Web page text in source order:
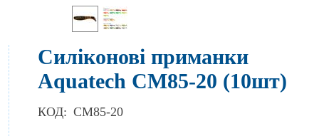
Силіконові приманки
Aquatech СМ85-20 (10шт)
КОД: CM85-20